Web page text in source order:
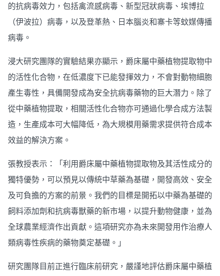
的抗病毒效力，包括禽流感病毒、新型冠狀病毒、埃博拉
（伊波拉）病毒，以及登革熱、日本腦炎和寨卡等蚊媒傳播
病毒。
浸大研究團隊的實驗結果亦顯示，爵床屬中藥植物提取物中
的活性化合物，在低濃度下已能發揮效力，不會對動物細胞
產生毒性，具備開發成為安全抗病毒藥物的巨大潛力。除了
從中藥植物提取，相關活性化合物亦可通過化學合成方法製
造，生產成本可大幅降低，為大規模用藥需求提供符合成本
效益的解決方案。
張教授表示：「利用爵床屬中藥植物提取物及其活性成分的
獨特優勢，可以預見以傳統中草藥為基礎，開發高效、安全
及可負擔的方案的前景。我們的目標是開拓以中藥為基礎的
飼料添加劑和抗病毒獸藥的新市場，以提升動物健康，並為
全球農業經濟作出貢獻。這項研究亦為未來開發用作治療人
類病毒性疾病的藥物奠定基礎。」
研究團隊目前正進行臨床前研究，嚴謹地評估爵床屬中藥植